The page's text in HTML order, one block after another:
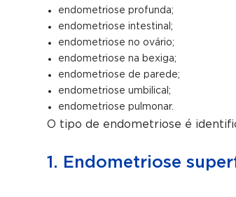
endometriose profunda;
endometriose intestinal;
endometriose no ovário;
endometriose na bexiga;
endometriose de parede;
endometriose umbilical;
endometriose pulmonar.
O tipo de endometriose é
1. Endometriose